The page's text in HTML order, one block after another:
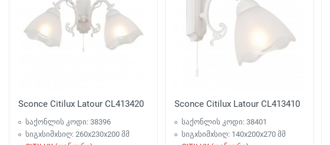
Sconce Citilux Latour CL413420
საქონლის კოდი: 38396
სიგxსიმxსიღ: 260x230x200 მმ
Sconce Citilux Latour CL413410
საქონლის კოდი: 38401
სიგxსიმxსიღ: 140x200x270 მმ